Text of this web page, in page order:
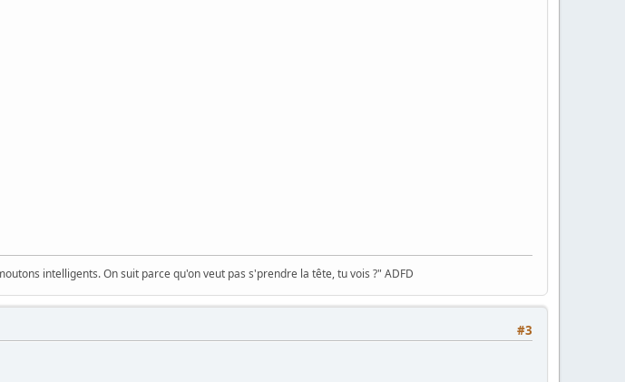
intelligents. On suit parce qu'on veut pas s'prendre la tête, tu vois ?" ADFD
#3